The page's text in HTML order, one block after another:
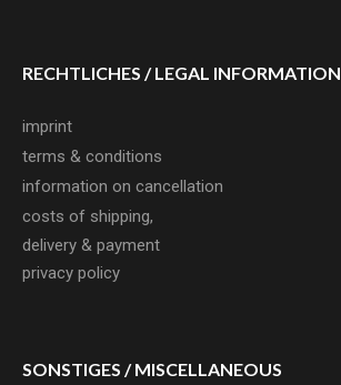
RECHTLICHES /LEGAL INFORMATION
imprint
terms & conditions
information on cancellation
costs of shipping,
delivery & payment
privacy policy
SONSTIGES /MISCELLANEOUS